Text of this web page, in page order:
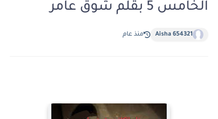
الخامس 5 بقلم شوق عامر
Aisha 654321 منذ عام